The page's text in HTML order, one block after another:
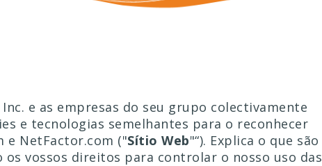
e as empresas do seu grupo colectivamente
e tecnologias semelhantes para o reconhecer
e NetFactor.com ("Sítio Web"“). Explica o que são
vossos direitos para controlar o nosso uso das